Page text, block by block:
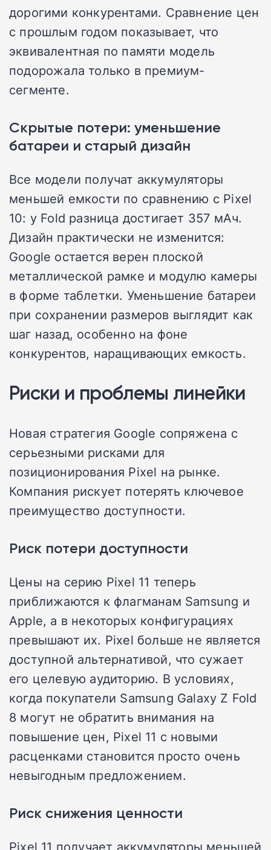
дорогими конкурентами. Сравнение цен
с прошлым годом показывает, что
эквивалентная по памяти модель
подорожала только в премиум-
сегменте.
Скрытые потери: уменьшение
батареи и старый дизайн
Все модели получат аккумуляторы
меньшей емкости по сравнению с Pixel
10: у Fold разница достигает 357 мАч.
Дизайн практически не изменится:
Google остается верен плоской
металлической рамке и модулю камеры
в форме таблетки. Уменьшение батареи
при сохранении размеров выглядит как
шаг назад, особенно на фоне
конкурентов, наращивающих емкость.
Риски и проблемы линейки
Новая стратегия Google сопряжена с
серьезными рисками для
позиционирования Pixel на рынке.
Компания рискует потерять ключевое
преимущество доступности.
Риск потери доступности
Цены на серию Pixel 11 теперь
приближаются к флагманам Samsung и
Apple, а в некоторых конфигурациях
превышают их. Pixel больше не является
доступной альтернативой, что сужает
его целевую аудиторию. В условиях,
когда покупатели Samsung Galaxy Z Fold
8 могут не обратить внимания на
повышение цен, Pixel 11 с новыми
расценками становится просто очень
невыгодным предложением.
Риск снижения ценности